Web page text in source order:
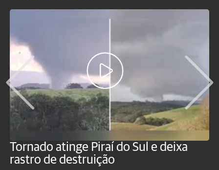
Tornado atinge Piraí do Sul e deixa
rastro de destruição